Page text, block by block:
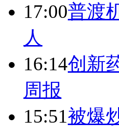
17:00普渡
人
16:14创新
周报
15:51被爆